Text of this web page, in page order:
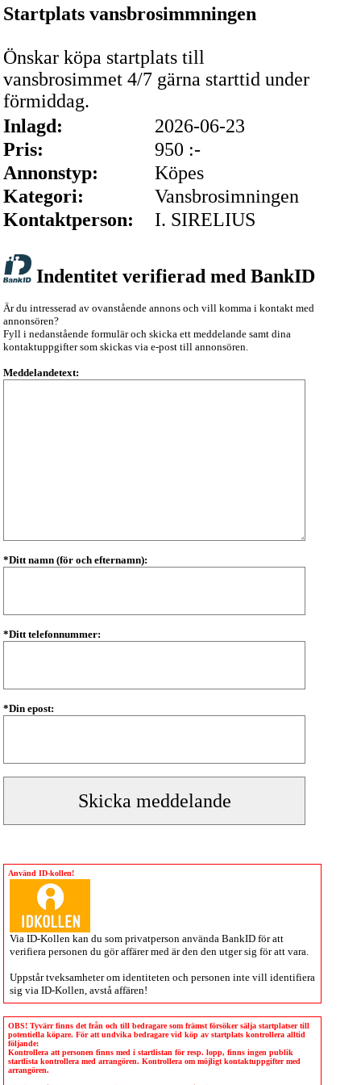
Startplats vansbrosimmningen
Önskar köpa startplats till
vansbrosimmet 4/7 gärna starttid under
förmiddag.
Inlagd:
2026-06-23
Pris:
950 :-
Annonstyp:
Köpes
Kategori:
Vansbrosimningen
Kontaktperson:
I. SIRELIUS
Indentitet verifierad med BankID
Är du intresserad av ovanstående annons och vill komma i kontakt med
annonsören?
Fyll i nedanstående formulär och skicka ett meddelande samt dina
kontaktuppgifter som skickas via e-post till annonsören.
Meddelandetext:
*Ditt namn (för och efternamn):
*Ditt telefonnummer:
*Din epost:
Använd ID-kollen!
Via ID-Kollen kan du som privatperson använda BankID för att
verifiera personen du gör affärer med är den den utger sig för att vara.
Uppstår tveksamheter om identiteten och personen inte vill identifiera
sig via ID-Kollen , avstå affären!
OBS! Tyvärr finns det från och till bedragare som främst försöker sälja startplatser till
potentiella köpare. För att undvika bedragare vid köp av startplats kontrollera alltid
följande:
Kontrollera att personen finns med i startlistan för resp. lopp, finns ingen publik
startlista kontrollera med arrangören. Kontrollera om möjligt kontaktuppgifter med
arrangören.